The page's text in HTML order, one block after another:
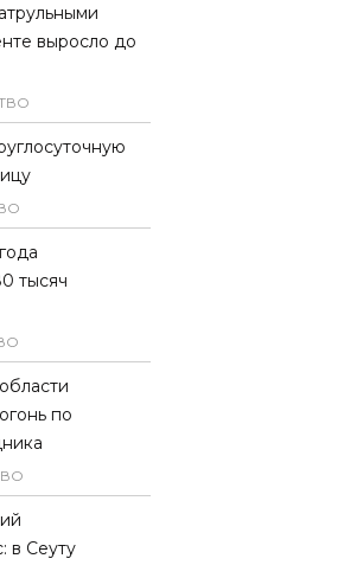
выросло до
тысяч
по
в Сеуту